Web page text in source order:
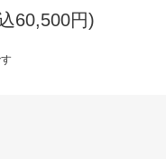
60,500円)